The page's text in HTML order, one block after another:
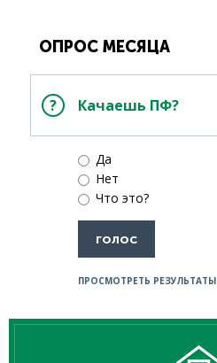
ОПРОС МЕСЯЦА
Качаешь ПФ?
Да
Нет
Что это?
ПРОСМОТРЕТЬ РЕЗУЛЬТАТЫ